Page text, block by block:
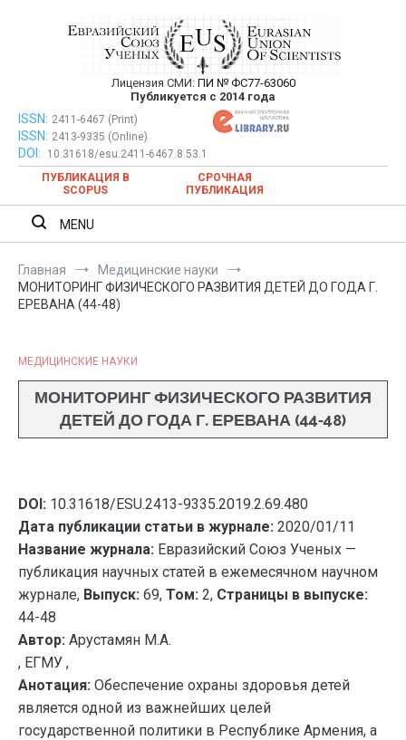
Евразийский Союз Ученых —
публикация научных статей в
ежемесячном научном журнале
Лицензия СМИ: ПИ № ФС77-63060
Публикуется с 2014 года
Евразийский Союз Ученых — публикация научных статей в
ежемесячном научном журнале
ISSN: 2411-6467 (Print)
ISSN: 2413-9335 (Online)
DOI:
10.31618/esu.2411-6467.8.53.1
ПУБЛИКАЦИЯ В
SCOPUS
СРОЧНАЯ
ПУБЛИКАЦИЯ
MENU
Главная
Медицинские науки
МОНИТОРИНГ ФИЗИЧЕСКОГО РАЗВИТИЯ ДЕТЕЙ ДО ГОДА Г.
ЕРЕВАНА (44-48)
МЕДИЦИНСКИЕ НАУКИ
МОНИТОРИНГ ФИЗИЧЕСКОГО РАЗВИТИЯ
ДЕТЕЙ ДО ГОДА Г. ЕРЕВАНА (44-48)
DOI: 10.31618/ESU.2413-9335.2019.2.69.480
Дата публикации статьи в журнале: 2020/01/11
Название журнала: Евразийский Союз Ученых —
публикация научных статей в ежемесячном научном
журнале, Выпуск: 69, Том: 2, Страницы в выпуске:
44-48
Автор: Арустамян М.А.
, ЕГМУ ,
Анотация: Обеспечение охраны здоровья детей
является одной из важнейших целей
государственной политики в Республике Армения, а